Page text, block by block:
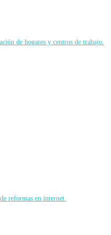
de hogares y centros de trabajo.
reformas en internet.